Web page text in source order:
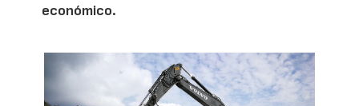
económico.